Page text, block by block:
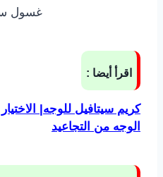
غسول
اقرأ أيضا :
كريم سيتافيل للوجه|
الوجه من التجاعيد